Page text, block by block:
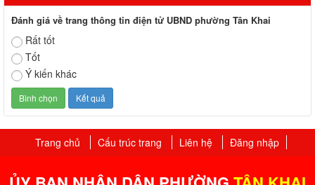
Đánh giá về trang thông tin điện tử UBND phường Tân Khai
Rất tốt
Tốt
Ý kiến khác
Trang chủ Cấu trúc trang Liên hệ Đăng nhập